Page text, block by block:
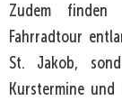
Zudem finden
Fahrradtour
St. Jakob,
Kurstermine